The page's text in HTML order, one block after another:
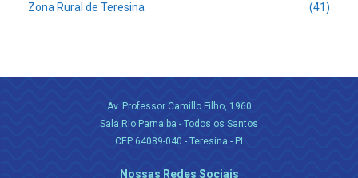
Zona Rural de Teresina (41)
Av. Professor Camillo Filho, 1960
Sala Rio Parnaiba - Todos os Santos
CEP 64089-040 - Teresina - PI
Nossas Redes Sociais